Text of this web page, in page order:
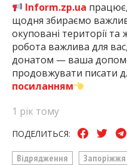
Inform.zp.ua
щодня збираємо
окуповані території
робота важлива для
донатом — ваша
продовжувати писати
посиланням
1 рік тому
ПОДЕЛИТЬСЯ:
Відрядження Запоріжжя